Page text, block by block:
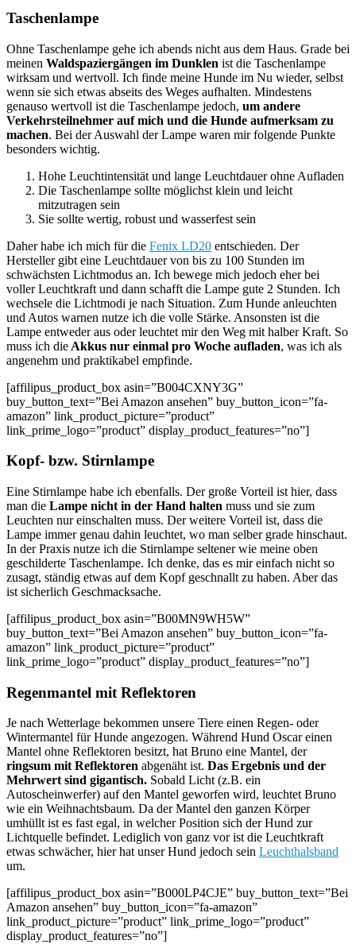
Taschenlampe
Ohne Taschenlampe gehe ich abends nicht aus dem Haus. Grade bei
meinen Waldspaziergängen im Dunklen ist die Taschenlampe
wirksam und wertvoll. Ich finde meine Hunde im Nu wieder, selbst
wenn sie sich etwas abseits des Weges aufhalten. Mindestens
genauso wertvoll ist die Taschenlampe jedoch, um andere
Verkehrsteilnehmer auf mich und die Hunde aufmerksam zu
machen. Bei der Auswahl der Lampe waren mir folgende Punkte
besonders wichtig.
Hohe Leuchtintensität und lange Leuchtdauer ohne Aufladen
Die Taschenlampe sollte möglichst klein und leicht
mitzutragen sein
Sie sollte wertig, robust und wasserfest sein
Daher habe ich mich für die Fenix LD20 entschieden. Der
Hersteller gibt eine Leuchtdauer von bis zu 100 Stunden im
schwächsten Lichtmodus an. Ich bewege mich jedoch eher bei
voller Leuchtkraft und dann schafft die Lampe gute 2 Stunden. Ich
wechsele die Lichtmodi je nach Situation. Zum Hunde anleuchten
und Autos warnen nutze ich die volle Stärke. Ansonsten ist die
Lampe entweder aus oder leuchtet mir den Weg mit halber Kraft. So
muss ich die Akkus nur einmal pro Woche aufladen, was ich als
angenehm und praktikabel empfinde.
[affilipus_product_box asin=”B004CXNY3G”
buy_button_text=”Bei Amazon ansehen” buy_button_icon=”fa-
amazon” link_product_picture=”product”
link_prime_logo=”product” display_product_features=”no”]
Kopf- bzw. Stirnlampe
Eine Stirnlampe habe ich ebenfalls. Der große Vorteil ist hier, dass
man die Lampe nicht in der Hand halten muss und sie zum
Leuchten nur einschalten muss. Der weitere Vorteil ist, dass die
Lampe immer genau dahin leuchtet, wo man selber grade hinschaut.
In der Praxis nutze ich die Stirnlampe seltener wie meine oben
geschilderte Taschenlampe. Ich denke, das es mir einfach nicht so
zusagt, ständig etwas auf dem Kopf geschnallt zu haben. Aber das
ist sicherlich Geschmacksache.
[affilipus_product_box asin=”B00MN9WH5W”
buy_button_text=”Bei Amazon ansehen” buy_button_icon=”fa-
amazon” link_product_picture=”product”
link_prime_logo=”product” display_product_features=”no”]
Regenmantel mit Reflektoren
Je nach Wetterlage bekommen unsere Tiere einen Regen- oder
Wintermantel für Hunde angezogen. Während Hund Oscar einen
Mantel ohne Reflektoren besitzt, hat Bruno eine Mantel, der
ringsum mit Reflektoren abgenäht ist. Das Ergebnis und der
Mehrwert sind gigantisch. Sobald Licht (z.B. ein
Autoscheinwerfer) auf den Mantel geworfen wird, leuchtet Bruno
wie ein Weihnachtsbaum. Da der Mantel den ganzen Körper
umhüllt ist es fast egal, in welcher Position sich der Hund zur
Lichtquelle befindet. Lediglich von ganz vor ist die Leuchtkraft
etwas schwächer, hier hat unser Hund jedoch sein Leuchthalsband
um.
[affilipus_product_box asin=”B000LP4CJE” buy_button_text=”Bei
Amazon ansehen” buy_button_icon=”fa-amazon”
link_product_picture=”product” link_prime_logo=”product”
display_product_features=”no”]